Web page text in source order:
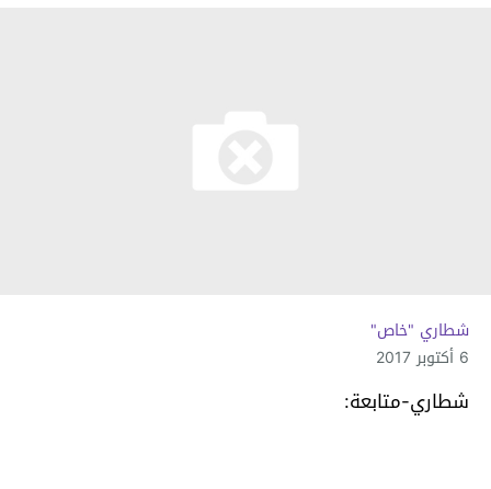
شطاري "خاص"
6 أكتوبر 2017
شطاري-متابعة: